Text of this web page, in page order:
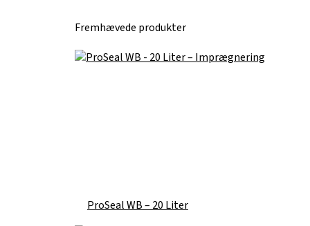
Fremhævede produkter
ProSeal WB – 20 Liter